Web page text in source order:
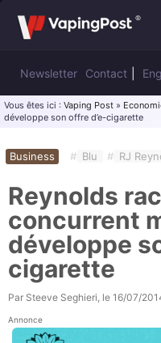
Newsletter Contact
Vous êtes ici : Vaping Post »
développe son offre d’e-cigarette
Business # Blu # RJ
Reynolds
concurrent
développe
cigarette
Par Steeve Seghieri, le 16/07/
Annonce